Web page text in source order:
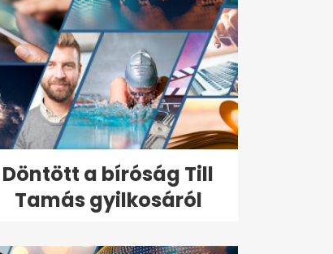
Döntött a bíróság Till
Tamás gyilkosáról